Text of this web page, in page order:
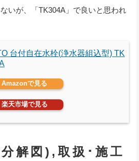
いが、「TK304A」で良いと思われ
台付自在水栓(浄水器組込型) TK
Amazonで見る
楽天市場で見る
解図),取扱･施工